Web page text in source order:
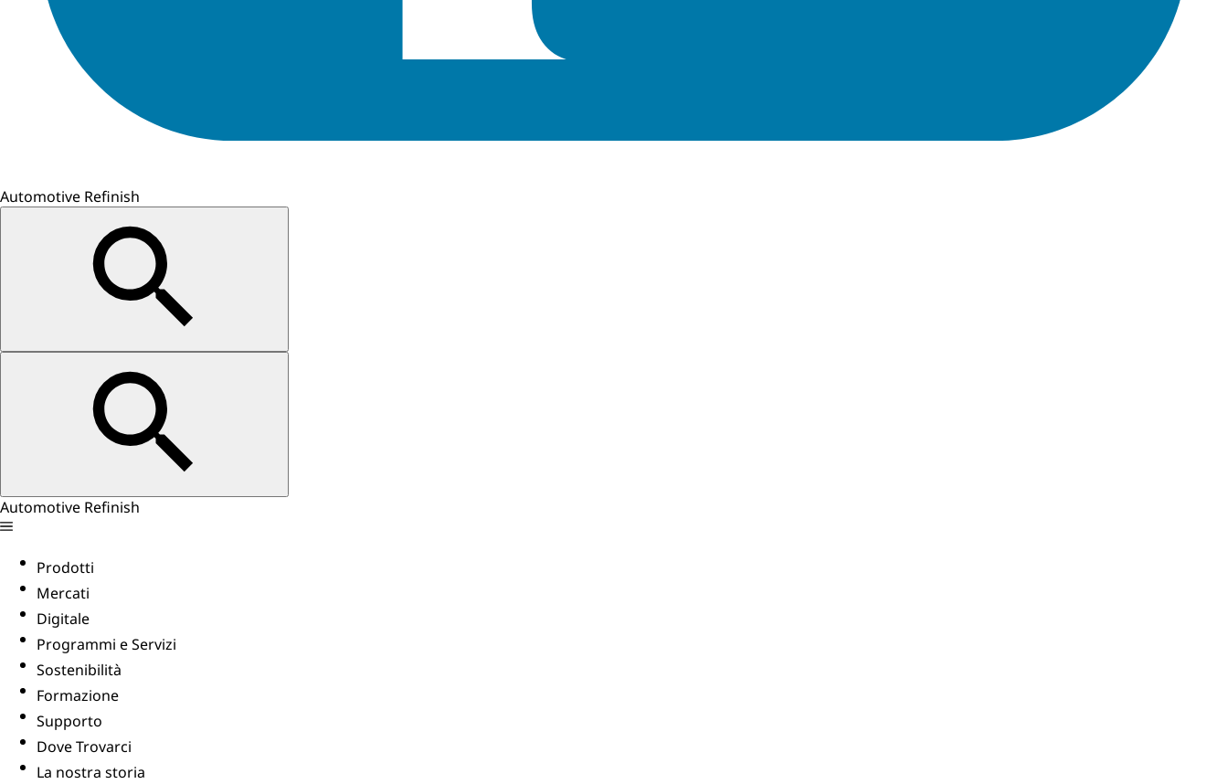
Automotive Refinish
Automotive Refinish
Prodotti
Mercati
Digitale
Programmi e Servizi
Sostenibilità
Formazione
Supporto
Dove Trovarci
La nostra storia